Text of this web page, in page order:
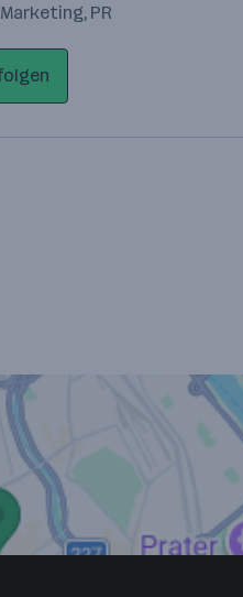
Marketing, PR